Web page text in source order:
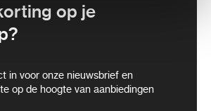
op je
in voor onze nieuwsbrief en
op de hoogte van aanbiedingen